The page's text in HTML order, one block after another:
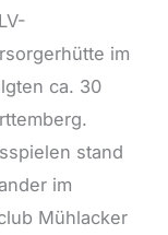
im
ca. 30
stand
im
Mühlacker